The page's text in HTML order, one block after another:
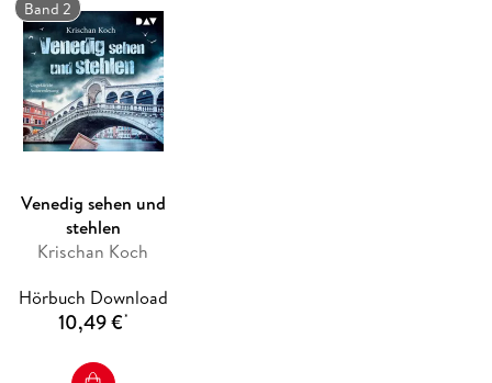
Band 2
Venedig sehen und
stehlen
Krischan Koch
Hörbuch Download
10,49 €*